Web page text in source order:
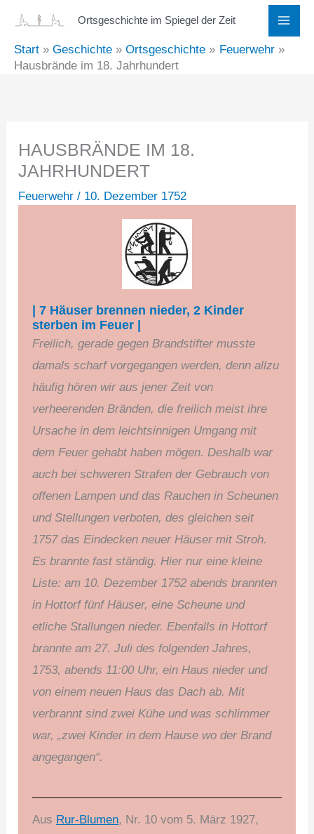
springen
Ortsgeschichte im Spiegel der Zeit
Start Geschichte Ortsgeschichte
Feuerwehr
Hausbrände im 18. Jahrhundert
HAUSBRÄNDE IM 18.
JAHRHUNDERT
Feuerwehr / 10. Dezember 1752
| 7 Häuser brennen nieder, 2 Kinder
sterben im Feuer |
Freilich, gerade gegen Brandstifter musste
damals scharf vorgegangen werden, denn allzu
häufig hören wir aus jener Zeit von
verheerenden Bränden, die freilich meist ihre
Ursache in dem leichtsinnigen Umgang mit
dem Feuer gehabt haben mögen. Deshalb war
auch bei schweren Strafen der Gebrauch von
offenen Lampen und das Rauchen in Scheunen
und Stellungen verboten, des gleichen seit
1757 das Eindecken neuer Häuser mit Stroh.
Es brannte fast ständig. Hier nur eine kleine
Liste: am 10. Dezember 1752 abends brannten
in Hottorf fünf Häuser, eine Scheune und
etliche Stallungen nieder. Ebenfalls in Hottorf
brannte am 27. Juli des folgenden Jahres,
1753, abends 11:00 Uhr, ein Haus nieder und
von einem neuen Haus das Dach ab. Mit
verbrannt sind zwei Kühe und was schlimmer
war, „zwei Kinder in dem Hause wo der Brand
angegangen“.
Aus Rur-Blumen, Nr. 10 vom 5. März 1927,